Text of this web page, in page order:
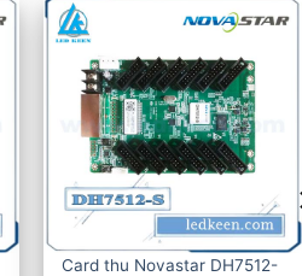
CARD THU KYSTAR G607